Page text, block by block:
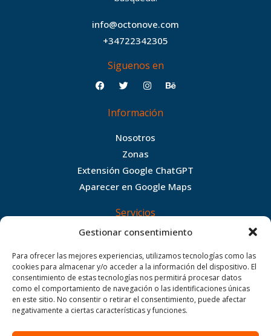
Gestionar consentimiento
Para ofrecer las mejores experiencias, utilizamos tecnologías como las
cookies para almacenar y/o acceder a la información del dispositivo. El
consentimiento de estas tecnologías nos permitirá procesar datos
como el comportamiento de navegación o las identificaciones únicas
en este sitio. No consentir o retirar el consentimiento, puede afectar
negativamente a ciertas características y funciones.
info@octonove.com
+34722342305
Siguenos en
F
k
T
i
t
e
I
s
a
a
m
B
Información
Nosotros
Zonas
Extensión Google ChatGPT
Aparecer en Google Maps
Servicios
Diseño web
Aplicaciones web
Posicionamiento web
Hosting web
Mantenimiento web
Ayuda
Contacto